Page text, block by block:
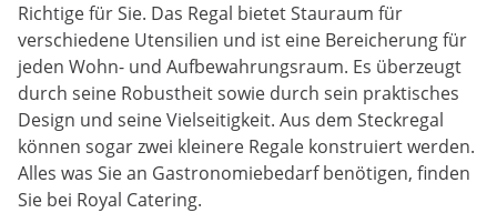
Richtige für Sie. Das Regal bietet Stauraum für
verschiedene Utensilien und ist eine Bereicherung für
jeden Wohn- und Aufbewahrungsraum. Es überzeugt
durch seine Robustheit sowie durch sein praktisches
Design und seine Vielseitigkeit. Aus dem Steckregal
können sogar zwei kleinere Regale konstruiert werden.
Alles was Sie an Gastronomiebedarf benötigen, finden
Sie bei Royal Catering.